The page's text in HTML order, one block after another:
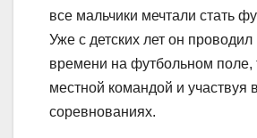
все мальчики мечтали стать
Уже с детских лет он проводил
времени на футбольном поле,
местной командой и участвуя
соревнованиях.